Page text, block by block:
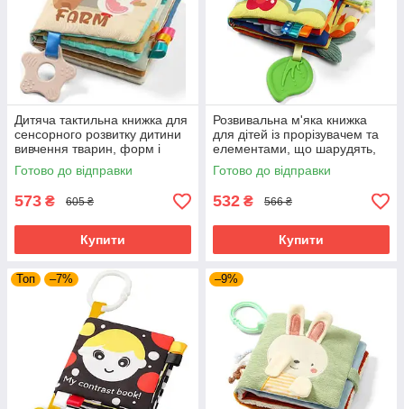
Дитяча тактильна книжка для
сенсорного розвитку дитини
вивчення тварин, форм і
матеріалів BabyOno
Готово до відправки
573 ₴ 605 ₴
Купити
Розвивальна м'яка книжка
для дітей із прорізувачем та
елементами, що шарудять,
дитяча іграшка сенсорна
BabyOno
Готово до відправки
532 ₴ 566 ₴
Купити
Топ –7% –9%